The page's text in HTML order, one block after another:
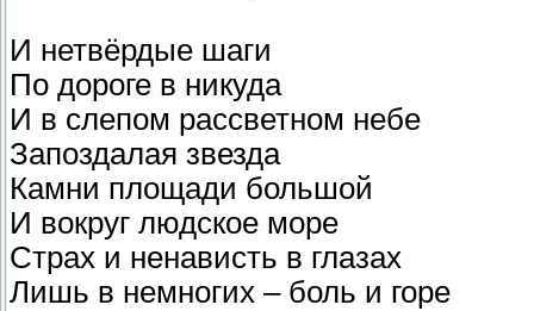
И нетвёрдые шаги
По дороге в никуда
И в слепом рассветном небе
Запоздалая звезда
Камни площади большой
И вокруг людское море
Страх и ненависть в глазах
Лишь в немногих – боль и горе